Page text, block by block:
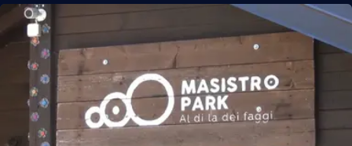
STREAMING
LaC TV
LaC Network
LaC OnAir